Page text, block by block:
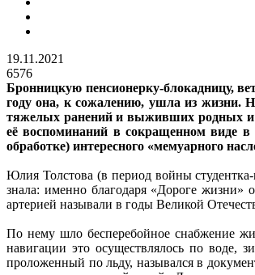
19.11.2021
6576
Бронницкую пенсионерку-блокадницу,
году она, к сожалению, ушла из жизни.
тяжелых ранений и выживших родных и
её воспоминаний в сокращенном виде
обработке) интересного «мемуарного
Юлия Толстова (в период войны
знала: именно благодаря «Дороге
артерией называли в годы Великой
По нему шло бесперебойное снабжение
навигации это осуществлялось по воде,
проложенный по льду, назывался в